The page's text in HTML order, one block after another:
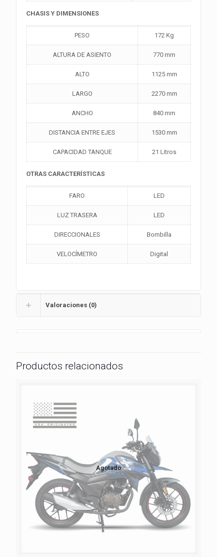
CHASIS Y DIMENSIONES
PESO 172 Kg
ALTURA DE ASIENTO 770 mm
ALTO 1125 mm
LARGO 2270 mm
ANCHO 840 mm
DISTANCIA ENTRE EJES 1530 mm
CAPACIDAD TANQUE 21 Litros
OTRAS CARACTERÍSTICAS
FARO LED
LUZ TRASERA LED
DIRECCIONALES Bombilla
VELOCÍMETRO Digital
Valoraciones (0)
Productos relacionados
Agotado